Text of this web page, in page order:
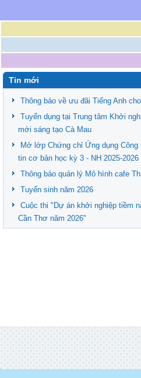
Tin mới
Thông báo về ưu đãi Tiếng Anh
Tuyển dụng tại Trung tâm Khởi
mới sáng tạo Cà Mau
Mở lớp Chứng chỉ Ứng dụng Công
tin cơ bản học kỳ 3 - NH 2025-2026
Thông báo quản lý Mô hình cafe
Tuyển sinh năm 2026
Cuộc thi "Dự án khởi nghiệp tiềm
Cần Thơ năm 2026"